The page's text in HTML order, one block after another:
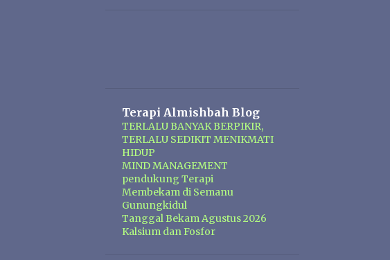
Terapi Almishbah Blog
TERLALU BANYAK BERPIKIR,
TERLALU SEDIKIT MENIKMATI
HIDUP
MIND MANAGEMENT
pendukung Terapi
Membekam di Semanu
Gunungkidul
Tanggal Bekam Agustus 2026
Kalsium dan Fosfor